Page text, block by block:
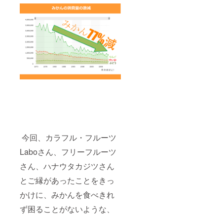
今回、カラフル・フルーツ
Laboさん、フリーフルーツ
さん、ハナウタカジツさん
とご縁があったことをきっ
かけに、みかんを食べきれ
ず困ることがないような、